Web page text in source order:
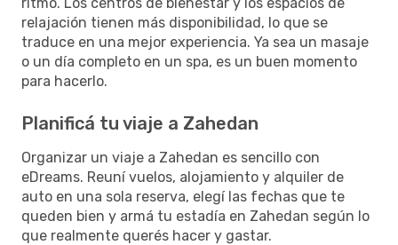
relajación tienen más disponibilidad, lo que se
traduce en una mejor experiencia. Ya sea un masaje
o un día completo en un spa, es un buen momento
para hacerlo.
Planificá tu viaje a Zahedan
Organizar un viaje a Zahedan es sencillo con
eDreams. Reuní vuelos, alojamiento y alquiler de
auto en una sola reserva, elegí las fechas que te
queden bien y armá tu estadía en Zahedan según lo
que realmente querés hacer y gastar.